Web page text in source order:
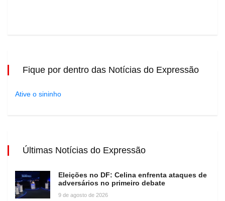
Fique por dentro das Notícias do Expressão
Ative o sininho
Últimas Notícias do Expressão
Eleições no DF: Celina enfrenta ataques de
adversários no primeiro debate
9 de agosto de 2026